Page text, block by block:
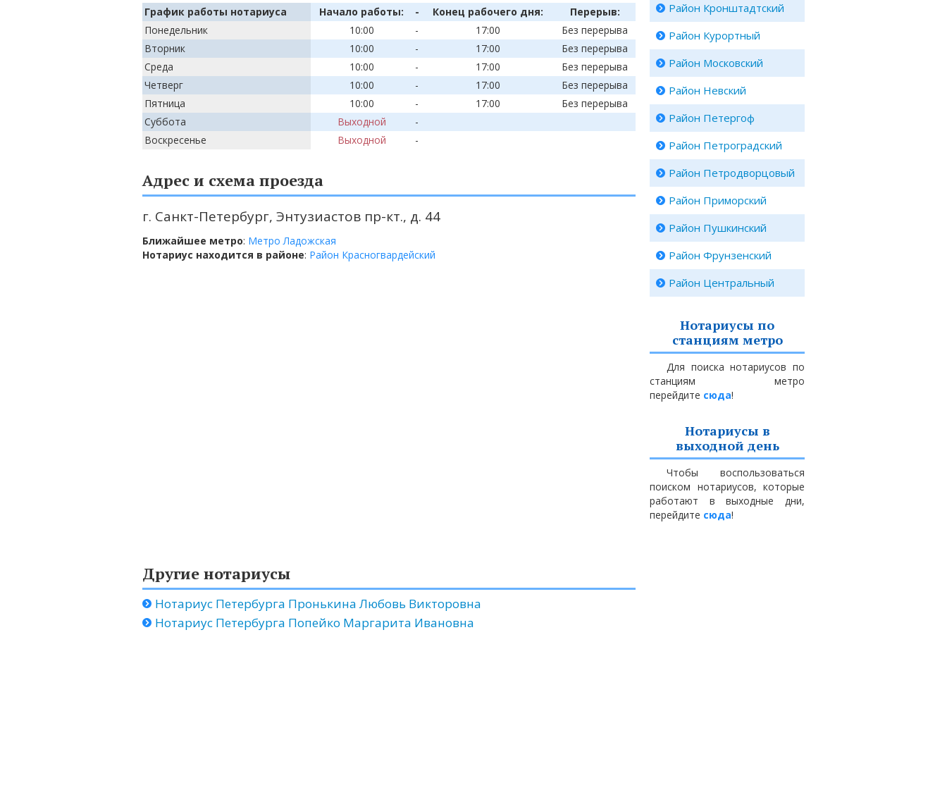
График работы нотариуса Начало работы: - Конец рабочего дня:
Перерыв:
Понедельник
10:00 - 17:00
Без перерыва
Вторник
10:00 - 17:00
Без перерыва
Среда
10:00 - 17:00
Без перерыва
Четверг
10:00 - 17:00
Без перерыва
Пятница
10:00 - 17:00
Без перерыва
Суббота
Выходной
-
Воскресенье
Выходной -
Адрес и схема проезда
г. Санкт-Петербург, Энтузиастов пр-кт., д. 44
Ближайшее метро: Метро Ладожская
Нотариус находится в районе: Район Красногвардейский
Другие нотариусы
Нотариус Петербурга Пронькина Любовь Викторовна
Нотариус Петербурга Попейко Маргарита Ивановна
Район Кронштадтcкий
Район Курортный
Район Московский
Район Невский
Район Петергоф
Район Петроградский
Район Петродворцовый
Район Приморский
Район Пушкинский
Район Фрунзенский
Район Центральный
Нотариусы по
станциям метро
Для поиска нотариусов по
станциям метро
перейдите сюда!
Нотариусы в
выходной день
Чтобы воспользоваться
поиском нотариусов, которые
работают в выходные дни,
перейдите сюда!